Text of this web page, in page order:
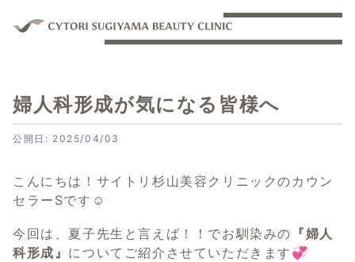
婦人科形成が気になる皆様へ
公開日: 2025/04/03
こんにちは！サイトリ杉山美容クリニックのカウン
セラーSです☺️
今回は、夏子先生と言えば！！でお馴染みの 『婦人
科形成』 についてご紹介させていただきます💞